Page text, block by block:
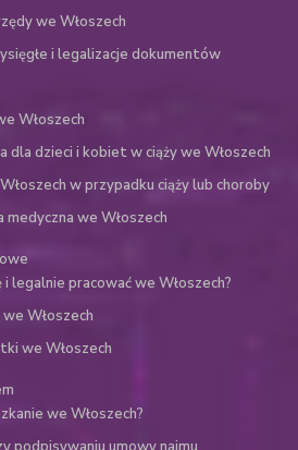
we Włoszech
i legalizacje dokumentów
Włoszech
dla dzieci i kobiet w ciąży we Włoszech
w przypadku ciąży lub choroby
we Włoszech
i legalnie pracować we Włoszech?
we Włoszech
we Włoszech
we Włoszech?